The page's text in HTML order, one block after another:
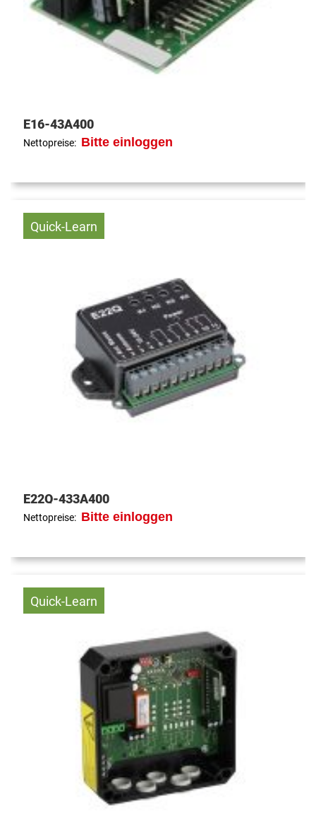
E16-43A400
Nettopreise: Bitte einloggen
Quick-Learn
E22Q-433A400
Nettopreise: Bitte einloggen
Quick-Learn